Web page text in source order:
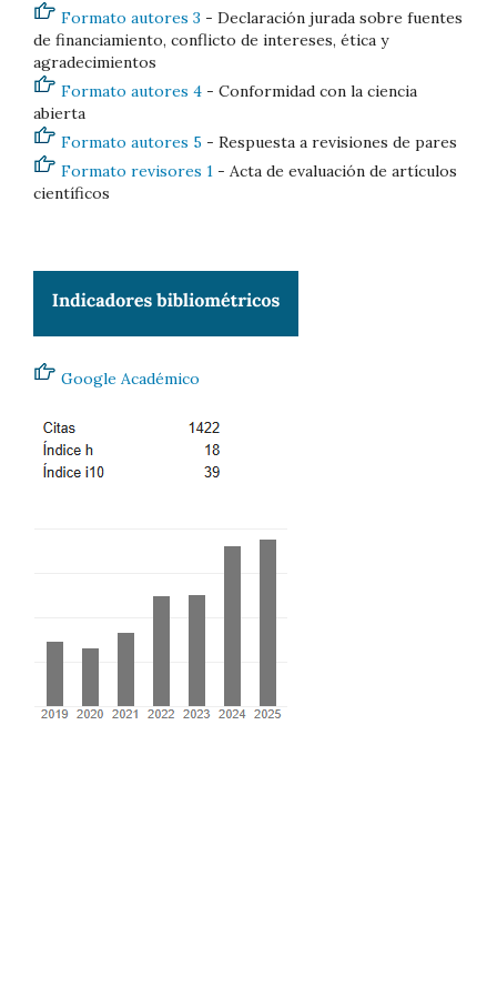
Formato autores 3 - Declaración jurada sobre fuentes
de financiamiento, conflicto de intereses, ética y
agradecimientos
Formato autores 4 - Conformidad con la ciencia
abierta
Formato autores 5 - Respuesta a revisiones de pares
Formato revisores 1 - Acta de evaluación de artículos
científicos
Google Académico